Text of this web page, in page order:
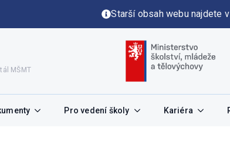
Starší obsah webu najdete
MŠMT
Pro vedení školy Kariéra